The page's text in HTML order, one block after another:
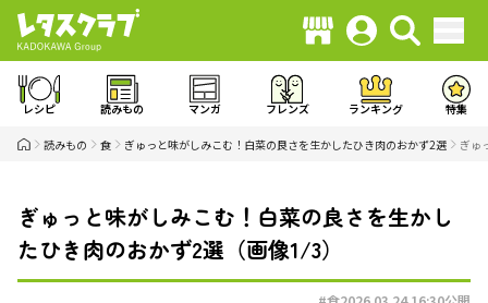
レシピ 読みもの マンガ フレンズ ランキング 特集
読みもの 食 ぎゅっと味がしみこむ！白菜の良さを生かしたひき肉のおかず2選 ぎゅ
ぎゅっと味がしみこむ！白菜の良さを生かし
たひき肉のおかず2選（画像1/3）